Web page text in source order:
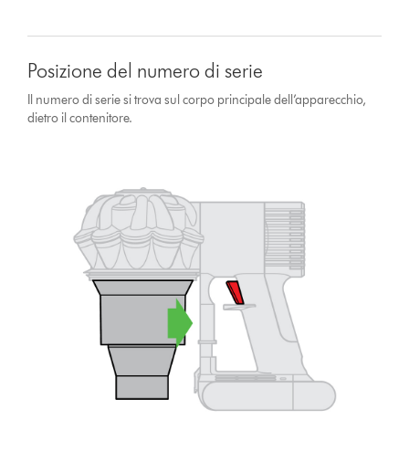
Posizione del numero di serie
Il numero di serie si trova sul corpo principale dell’apparecchio,
dietro il contenitore.